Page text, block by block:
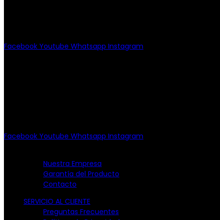
Facebook Youtube Whatsapp Instagram
Facebook Youtube Whatsapp Instagram
Nuestra Empresa
Garantía del Producto
Contacto
SERVICIO AL CLIENTE
Preguntas Frecuentes